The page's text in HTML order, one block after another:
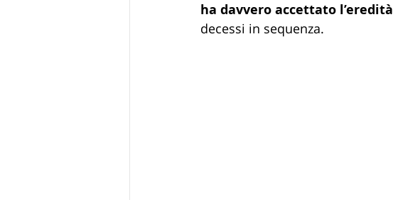
ha davvero accettato l’eredità
decessi in sequenza.